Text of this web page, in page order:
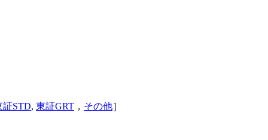
証STD, 東証GRT ， その他］